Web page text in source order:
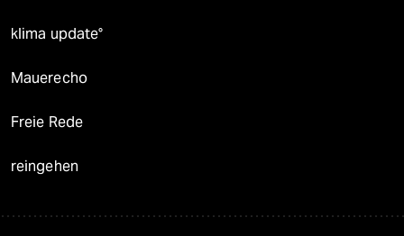
klima update°
Mauerecho
Freie Rede
reingehen